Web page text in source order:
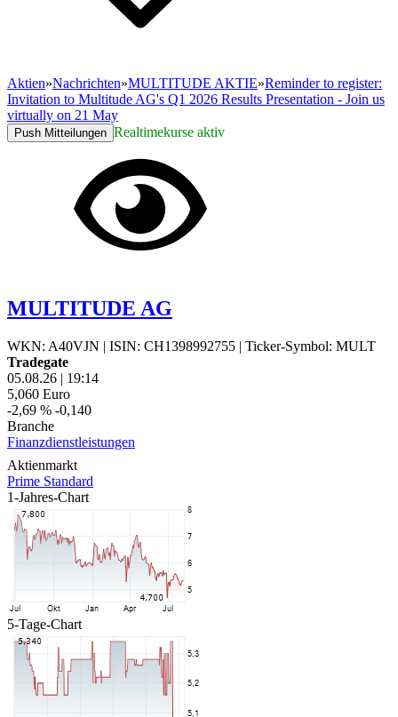
Aktien»Nachrichten»MULTITUDE AKTIE»Reminder to register:
Invitation to Multitude AG's Q1 2026 Results Presentation - Join us
virtually on 21 May
Push Mitteilungen Realtimekurse aktiv
MULTITUDE AG
WKN: A40VJN | ISIN: CH1398992755 | Ticker-Symbol: MULT
Tradegate
05.08.26 | 19:14
5,060 Euro
-2,69 % -0,140
Branche
Finanzdienstleistungen
Aktienmarkt
Prime Standard
1-Jahres-Chart
5-Tage-Chart